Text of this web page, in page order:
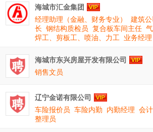
海城市汇金集团
经理助理（金融、财务专业）
建筑
长 钢结构质检员 复合板车间主任
焊工、剪板工、喷油、力工 业务经理
海城市东兴房屋开发有限公司
销售文员
辽宁金诺有限公司
车险报价员 车险内勤 内勤经理 会
整理员